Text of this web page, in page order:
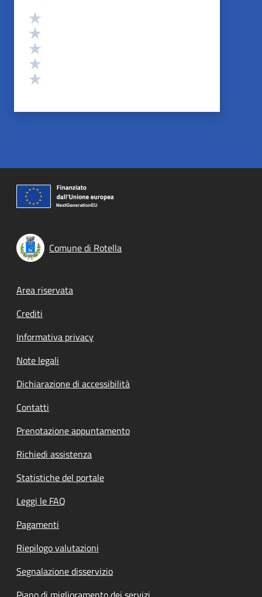
Valutazione
Comune di Rotella
Footer menu
Area riservata
Crediti
Informativa privacy
Note legali
Dichiarazione di accessibilità
Contatti
Prenotazione appuntamento
Richiedi assistenza
Statistiche del portale
Leggi le FAQ
Pagamenti
Riepilogo valutazioni
Segnalazione disservizio